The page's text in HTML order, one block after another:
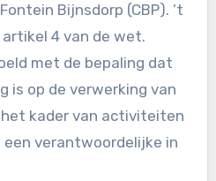
Bijnsdorp (CBP). ’t
4 van de wet.
met de bepaling dat
is op de verwerking van
kader van activiteiten
verantwoordelijke in